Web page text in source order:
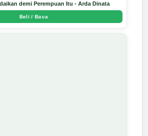
demi Perempuan Itu - Arda Dinata
Beli / Baca